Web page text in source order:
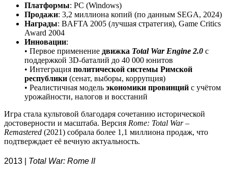
Платформы: PC (Windows)
Продажи: 3,2 миллиона копий (по данным SEGA, 2024)
Награды: BAFTA 2005 (лучшая стратегия), Game Critics
Award 2004
Инновации:
• Первое применение движка Total War Engine 2.0 с
поддержкой 3D-баталий до 40 000 юнитов
• Интеграция политической системы Римской
республики (сенат, выборы, коррупция)
• Реалистичная модель экономики провинций с учётом
урожайности, налогов и восстаний
Игра стала культовой благодаря сочетанию исторической
достоверности и масштаба. Версия Rome: Total War –
Remastered (2021) собрала более 1,1 миллиона продаж, что
подтверждает её вечную актуальность.
2013 | Total War: Rome II